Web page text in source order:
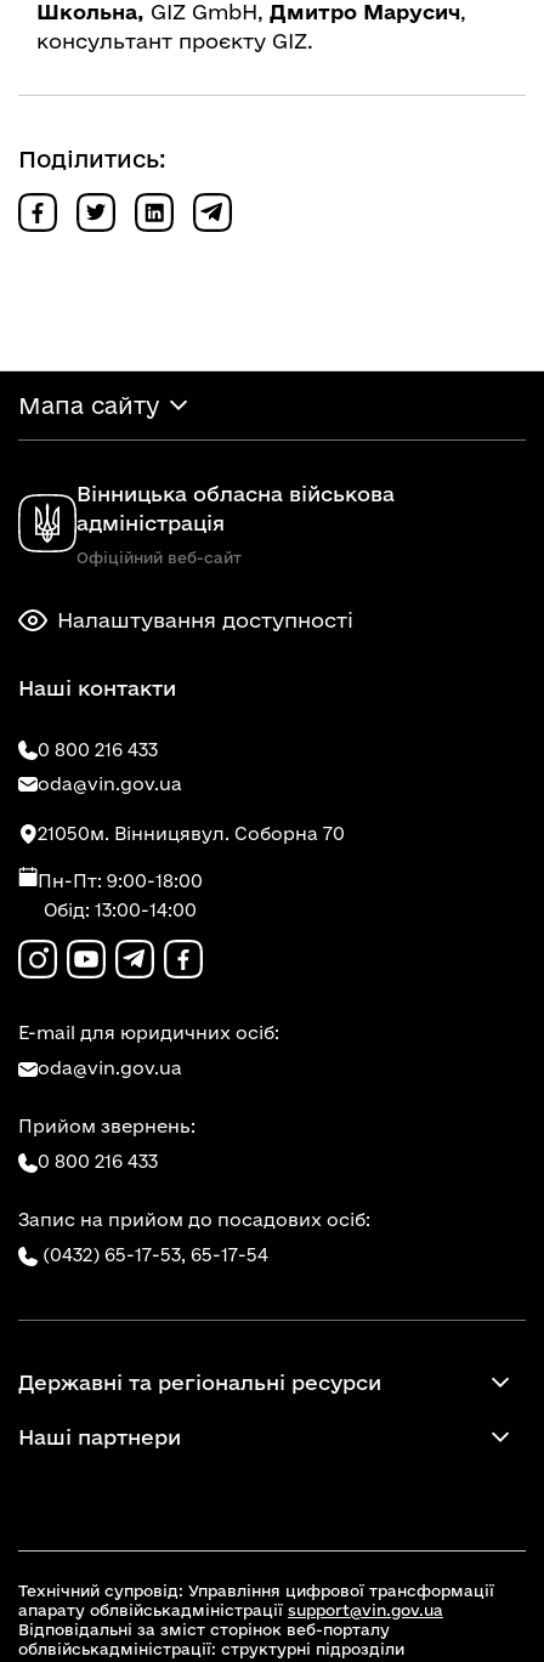
Школьна, GIZ GmbH, Дмитро Марусич,
консультант проєкту GIZ.
Поділитись:
Мапа сайту
Вінницька обласна військова
адміністрація
Офіційний веб-сайт
Налаштування доступності
Наші контакти
0 800 216 433
oda@vin.gov.ua
21050м. Вінницявул. Соборна 70
Пн-Пт: 9:00-18:00
Обід: 13:00-14:00
E-mail для юридичних осіб:
oda@vin.gov.ua
Прийом звернень:
0 800 216 433
Запис на прийом до посадових осіб:
(0432) 65-17-53, 65-17-54
Державні та регіональні ресурси
Наші партнери
Технічний супровід: Управління цифрової трансформації
апарату облвійськадміністрації support@vin.gov.ua
Відповідальні за зміст сторінок веб-порталу
облвійськадміністрації: структурні підрозділи